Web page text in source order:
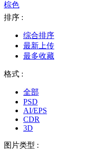
棕色
排序 :
综合排序
最新上传
最多收藏
格式 :
全部
PSD
AI/EPS
CDR
3D
图片类型 :